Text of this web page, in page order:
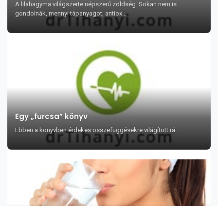
A lilahagyma világszerte népszerű zöldség. Sokan nem is
gondolnák, mennyi tápanyagot, antiox...
Egy „furcsa” könyv
Ebben a könyvben érdekes összefüggésekre világított rá.